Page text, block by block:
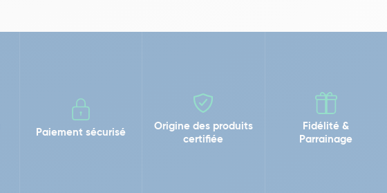
Paiement sécurisé
Origine des produits
certifiée
Fidélité &
Parrainage